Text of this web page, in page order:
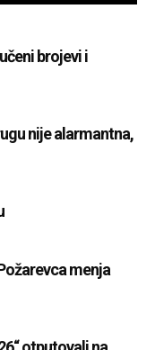
brojevi i
nije alarmantna,
menja